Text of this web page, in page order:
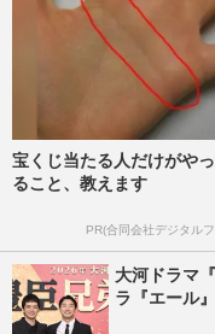
宝くじ当たる人だけがや
ること、教えます
PR(合同会社デジタル
大河ドラマ
ラ『エール